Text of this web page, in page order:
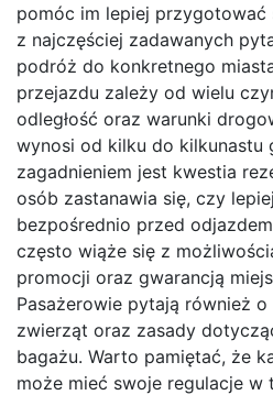
pomóc im lepiej przygotować
z najczęściej zadawanych
podróż do konkretnego
przejazdu zależy od wielu
odległość oraz warunki
wynosi od kilku do kilkunastu
zagadnieniem jest kwestia
osób zastanawia się, czy
bezpośrednio przed
często wiąże się z
promocji oraz gwarancją
Pasażerowie pytają również
zwierząt oraz zasady
bagażu. Warto pamiętać, że
może mieć swoje regulacje w